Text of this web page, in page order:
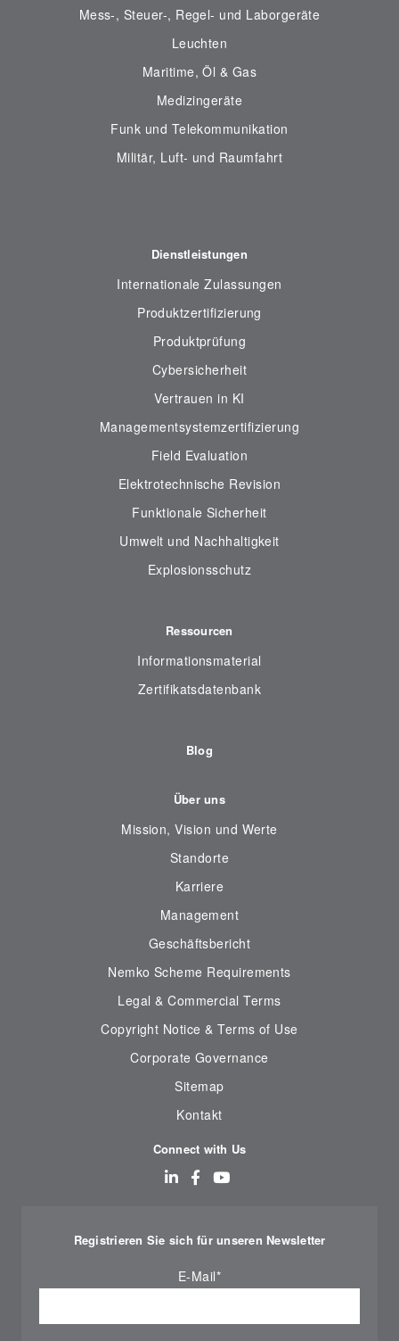
Mess-, Steuer-, Regel- und Laborgeräte
Leuchten
Maritime, Öl & Gas
Medizingeräte
Funk und Telekommunikation
Militär, Luft- und Raumfahrt
Dienstleistungen
Internationale Zulassungen
Produktzertifizierung
Produktprüfung
Cybersicherheit
Vertrauen in KI
Managementsystemzertifizierung
Field Evaluation
Elektrotechnische Revision
Funktionale Sicherheit
Umwelt und Nachhaltigkeit
Explosionsschutz
Ressourcen
Informationsmaterial
Zertifikatsdatenbank
Blog
Über uns
Mission, Vision und Werte
Standorte
Karriere
Management
Geschäftsbericht
Nemko Scheme Requirements
Legal & Commercial Terms
Copyright Notice & Terms of Use
Corporate Governance
Sitemap
Kontakt
Connect with Us
Registrieren Sie sich für unseren Newsletter
E-Mail*